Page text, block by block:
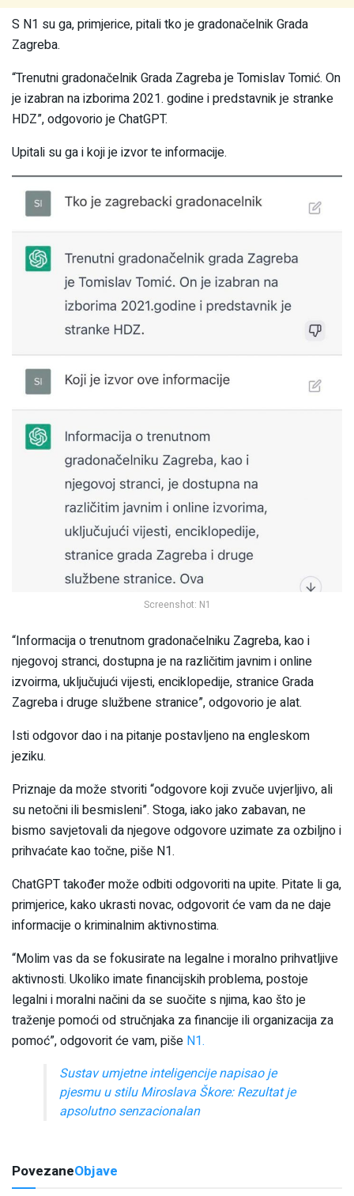
S N1 su ga, primjerice, pitali tko je gradonačelnik Grada
Zagreba.
“Trenutni gradonačelnik Grada Zagreba je Tomislav Tomić. On
je izabran na izborima 2021. godine i predstavnik je stranke
HDZ”, odgovorio je ChatGPT.
Upitali su ga i koji je izvor te informacije.
Screenshot: N1
“Informacija o trenutnom gradonačelniku Zagreba, kao i
njegovoj stranci, dostupna je na različitim javnim i online
izvoirma, uključujući vijesti, enciklopedije, stranice Grada
Zagreba i druge službene stranice”, odgovorio je alat.
Isti odgovor dao i na pitanje postavljeno na engleskom
jeziku.
Priznaje da može stvoriti “odgovore koji zvuče uvjerljivo, ali
su netočni ili besmisleni”. Stoga, iako jako zabavan, ne
bismo savjetovali da njegove odgovore uzimate za ozbiljno i
prihvaćate kao točne, piše N1.
ChatGPT također može odbiti odgovoriti na upite. Pitate li ga,
primjerice, kako ukrasti novac, odgovorit će vam da ne daje
informacije o kriminalnim aktivnostima.
“Molim vas da se fokusirate na legalne i moralno prihvatljive
aktivnosti. Ukoliko imate financijskih problema, postoje
legalni i moralni načini da se suočite s njima, kao što je
traženje pomoći od stručnjaka za financije ili organizacija za
pomoć”, odgovorit će vam, piše N1.
Sustav umjetne inteligencije napisao je
pjesmu u stilu Miroslava Škore: Rezultat je
apsolutno senzacionalan
PovezaneObjave